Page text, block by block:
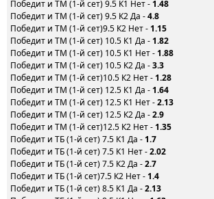
Победит и ТМ (1-й сет) 9.5 К1 Нет - 1.48
Победит и ТМ (1-й сет) 9.5 К2 Да -4.8
Победит и ТМ (1-й сет)9.5 К2 Нет - 1.15
Победит и ТМ (1-й сет) 10.5 К1 Да - 1.82
Победит и ТМ (1-й сет) 10.5 К1 Нет - 1.88
Победит и ТМ (1-й сет) 10.5 К2 Да -3.3
Победит и ТМ (1-й сет)10.5 К2 Нет - 1.28
Победит и ТМ (1-й сет) 12.5 К1 Да - 1.64
Победит и ТМ (1-й сет) 12.5 К1 Нет -2.13
Победит и ТМ (1-й сет) 12.5 К2 Да -2.9
Победит и ТМ (1-й сет)12.5 К2 Нет - 1.35
Победит и ТБ (1-й сет) 7.5 К1 Да - 1.7
Победит и ТБ (1-й сет) 7.5 К1 Нет -2.02
Победит и ТБ (1-й сет) 7.5 К2 Да -2.7
Победит и ТБ (1-й сет)7.5 К2 Нет - 1.4
Победит и ТБ (1-й сет) 8.5 К1 Да -2.13